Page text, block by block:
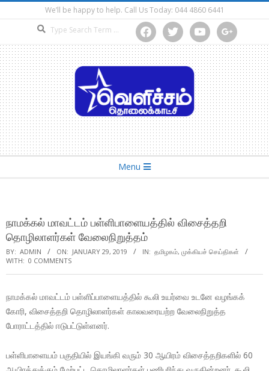
to
We’ll be happy to help. Call Us Today: 044 4860 6441
facebooktwitter youtube google
Menu
நாமக்கல் மாவட்டம் பள்ளிபாளையத்தில் விசைத்தறி
தொழிலாளர்கள் வேலைநிறுத்தம்
BY: ADMIN ON: JANUARY 29, 2019 IN: தமிழகம், முக்கியச் செய்திகள்
WITH: 0 COMMENTS
நாமக்கல் மாவட்டம் பள்ளிப்பாளையத்தில் கூலி உயர்வை உடனே வழங்கக்
கோரி, விசைத்தறி தொழிலாளர்கள் காலவரையற்ற வேலைநிறுத்த
போராட்டத்தில் ஈடுபட்டுள்ளனர்.
பள்ளிபாளையம் பகுதியில் இயங்கி வரும் 30 ஆயிரம் விசைத்தறிகளில் 60